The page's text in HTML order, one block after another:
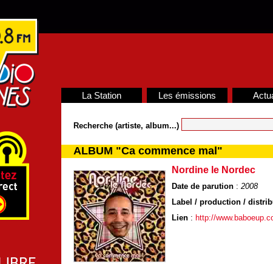
La Station Les émissions
Recherche (artiste, album...)
ALBUM "Ca commence mal"
Nordine le Nordec
Date de parution: 2008
Label / production /
Lien: http://